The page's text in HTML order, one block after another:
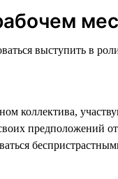
выступить в
коллектива,
предположений